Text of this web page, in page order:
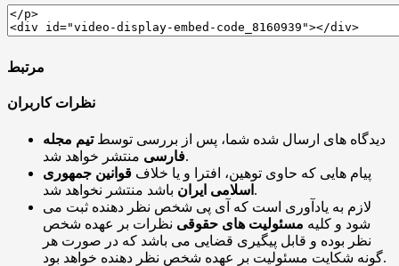
مرتبط
نظرات کاربران
دیدگاه های ارسال شده شما، پس از بررسی توسطتیم مجله
فارسیمنتشر خواهد شد.
پیام هایی که حاوی توهین، افترا و یا خلاف قوانین جمهوری
اسلامی ایران باشد منتشر نخواهد شد.
لازم به یادآوری است که آی پی شخص نظر دهنده ثبت می
شود و کلیه مسئولیت های حقوقی نظرات بر عهده شخص
نظر بوده و قابل پیگیری قضایی می باشد که در صورت هر
گونه شکایت مسئولیت بر عهده شخص نظر دهنده خواهد بود.